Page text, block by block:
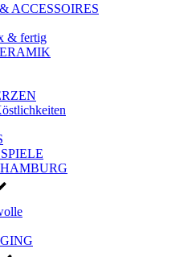
ACCESSOIRES
& fertig